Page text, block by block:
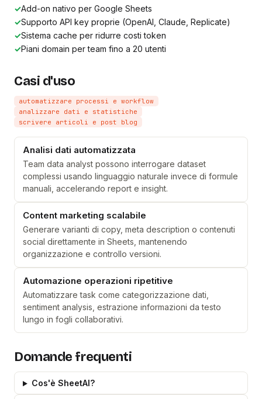
✓Add-on nativo per Google Sheets
✓Supporto API key proprie (OpenAI, Claude, Replicate)
✓Sistema cache per ridurre costi token
✓Piani domain per team fino a 20 utenti
Casi d'uso
automatizzare processi e workflow
analizzare dati e statistiche
scrivere articoli e post blog
Analisi dati automatizzata
Team data analyst possono interrogare dataset
complessi usando linguaggio naturale invece di formule
manuali, accelerando report e insight.
Content marketing scalabile
Generare varianti di copy, meta description o contenuti
social direttamente in Sheets, mantenendo
organizzazione e controllo versioni.
Automazione operazioni ripetitive
Automatizzare task come categorizzazione dati,
sentiment analysis, estrazione informazioni da testo
lungo in fogli collaborativi.
Domande frequenti
Cos'è SheetAI?